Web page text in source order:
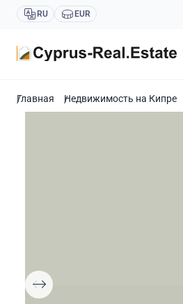
RU EUR
Главная Недвижимость на Кипре